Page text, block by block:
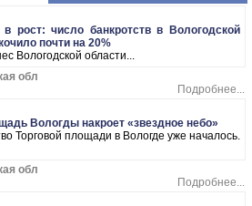
рост: число банкротств в Вологодской
почти на 20%
Вологодской области...
обл
Подробнее...
Вологды накроет «звездное небо»
Торговой площади в Вологде уже началось.
обл
Подробнее...